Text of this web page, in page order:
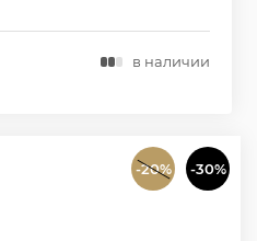
в наличии
-20% -30%